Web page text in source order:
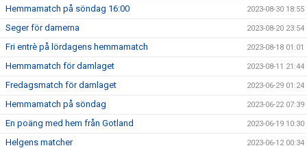
Hemmamatch på söndag 16:00 2023-08-30 18:55
Seger för damerna 2023-08-20 23:54
Fri entrè på lördagens hemmamatch 2023-08-18 01:01
Hemmamatch för damlaget 2023-08-11 21:44
Fredagsmatch för damlaget 2023-06-29 01:24
Hemmamatch på söndag 2023-06-22 07:39
En poäng med hem från Gotland 2023-06-19 10:30
Helgens matcher 2023-06-12 00:34